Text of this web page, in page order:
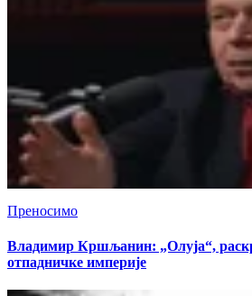
Преносимо
Владимир Кршљанин: „Олуја“,
отпадничке империје